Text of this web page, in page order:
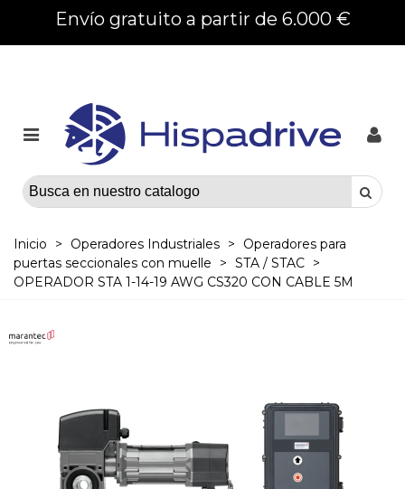
Envío gratuito a partir de 6.000 €
Inicio > Operadores Industriales >
Operadores para
puertas seccionales con muelle
> STA / STAC >
OPERADOR STA 1-14-19 AWG CS320 CON CABLE 5M